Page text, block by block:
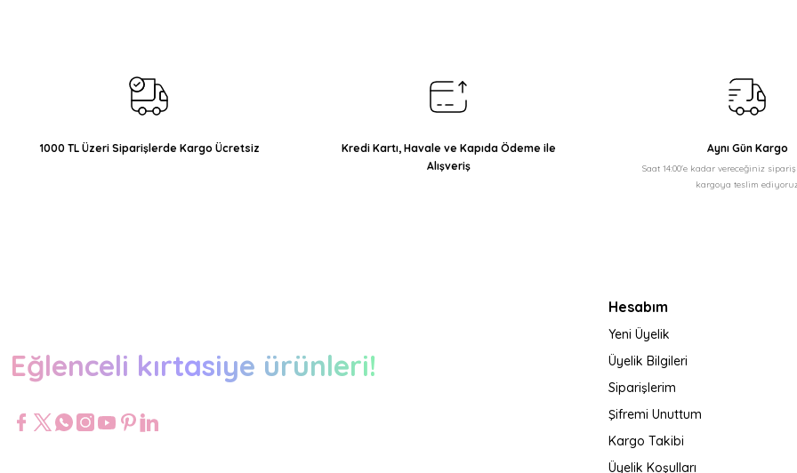
Ürün fiyatı diğer sitelerden daha pahalı.
Bu ürüne benzer farklı alternatifler olmalı.
1000 TL Üzeri Siparişlerde Kargo Ücretsiz
Kredi Kartı, Havale ve Kapıda Ödeme ile
Alışveriş
Aynı Gün Kargo
Saat 14:00'e kadar vereceğiniz
kargoya teslim
Eğlenceli kırtasiye ürünleri!
Hesabım
Yeni Üyelik
Üyelik Bilgileri
Siparişlerim
Şifremi Unuttum
Kargo Takibi
Üyelik Koşulları